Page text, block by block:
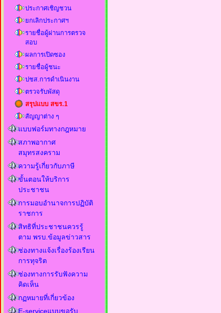
ประกาศเชิญชวน
ยกเลิกประกาศฯ
รายชื่อผู้ผ่านการตรวจ
สอบ
ผลการเปิดซอง
รายชื่อผู้ชนะ
ปชส.การดำเนินงาน
ตรวจรับพัสดุ
สรุปแบบ สขร.1
สัญญาต่าง ๆ
แบบฟอร์มทางกฎหมาย
สภาพอากาศ
สมุทรสงคราม
ความรู้เกี่ยวกับภาษี
ขั้นตอนให้บริการ
ประชาชน
การมอบอำนาจการปฏิบัติ
ราชการ
สิทธิที่ประชาชนควรรู้
ตาม พรบ.ข้อมูลข่าวสาร
ช่องทางแจ้งเรื่องร้องเรียน
การทุจริต
ช่องทางการรับฟังความ
คิดเห็น
กฏหมายที่เกี่ยวข้อง
E-serviceแบบขอรับ